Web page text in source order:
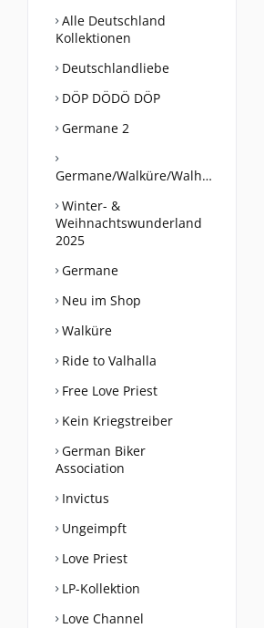
Alle Deutschland
Kollektionen
Deutschlandliebe
DÖP DÖDÖ DÖP
Germane 2
Germane/Walküre/Walhalla
Winter- &
Weihnachtswunderland
2025
Germane
Neu im Shop
Walküre
Ride to Valhalla
Free Love Priest
Kein Kriegstreiber
German Biker
Association
Invictus
Ungeimpft
Love Priest
LP-Kollektion
Love Channel